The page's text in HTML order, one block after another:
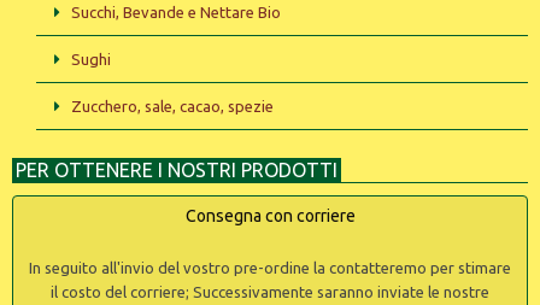
Succhi, Bevande e Nettare Bio
Sughi
Zucchero, sale, cacao, spezie
PER OTTENERE I NOSTRI PRODOTTI
Consegna con corriere
In seguito all'invio del vostro pre-ordine la contatteremo per stimare
il costo del corriere; Successivamente saranno inviate le nostre